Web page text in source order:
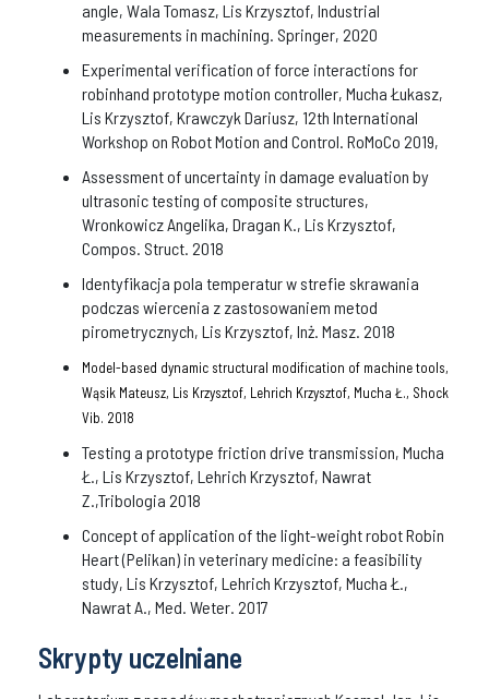
angle, Wala Tomasz, Lis Krzysztof, Industrial
measurements in machining. Springer, 2020
Experimental verification of force interactions for
robinhand prototype motion controller, Mucha Łukasz,
Lis Krzysztof, Krawczyk Dariusz, 12th International
Workshop on Robot Motion and Control. RoMoCo 2019,
Assessment of uncertainty in damage evaluation by
ultrasonic testing of composite structures,
Wronkowicz Angelika, Dragan K., Lis Krzysztof,
Compos. Struct. 2018
Identyfikacja pola temperatur w strefie skrawania
podczas wiercenia z zastosowaniem metod
pirometrycznych, Lis Krzysztof, Inż. Masz. 2018
Model-based dynamic structural modification of machine tools,
Wąsik Mateusz, Lis Krzysztof, Lehrich Krzysztof, Mucha Ł., Shock
Vib. 2018
Testing a prototype friction drive transmission, Mucha
Ł., Lis Krzysztof, Lehrich Krzysztof, Nawrat
Z.,Tribologia 2018
Concept of application of the light-weight robot Robin
Heart (Pelikan) in veterinary medicine: a feasibility
study, Lis Krzysztof, Lehrich Krzysztof, Mucha Ł.,
Nawrat A., Med. Weter. 2017
Skrypty uczelniane